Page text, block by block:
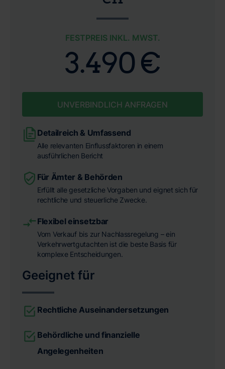
FESTPREIS INKL. MWST.
3.490 €
UNVERBINDLICH ANFRAGEN
Detailreich & Umfassend
Alle relevanten Einflussfaktoren in einem
ausführlichen Bericht
Für Ämter & Behörden
Erfüllt alle gesetzliche Vorgaben und eignet sich für
rechtliche und steuerliche Zwecke.
Flexibel einsetzbar
Vom Verkauf bis zur Nachlassregelung – ein
Verkehrwertgutachten ist die beste Basis für
komplexe Entscheidungen.
Geeignet für
Rechtliche Auseinandersetzungen
Behördliche und finanzielle
Angelegenheiten